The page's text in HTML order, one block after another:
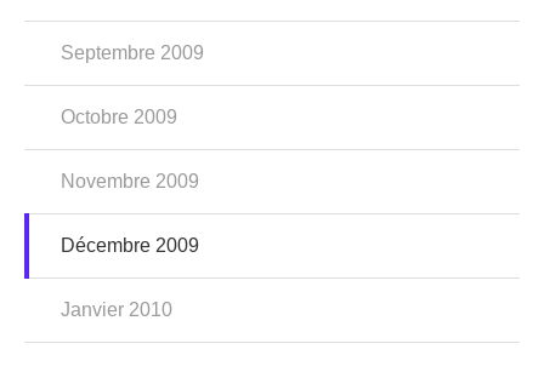
Septembre 2009
Octobre 2009
Novembre 2009
Décembre 2009
Janvier 2010